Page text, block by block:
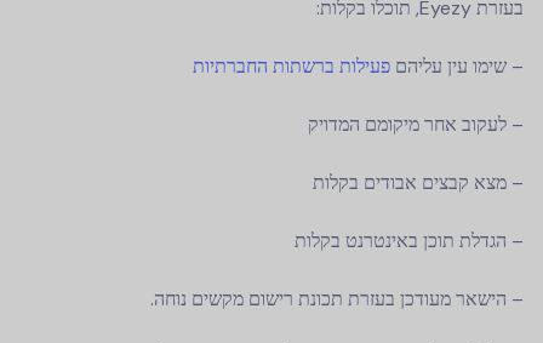
בעזרת Eyezy, תוכלו בקלות:
– שימו עין עליהם פעילות ברשתות החברתיות
– לעקוב אחר מיקומם המדויק
– מצא קבצים אבודים בקלות
– הגדלת תוכן באינטרנט בקלות
– הישאר מעודכן בעזרת תכונת רישום מקשים נוחה.